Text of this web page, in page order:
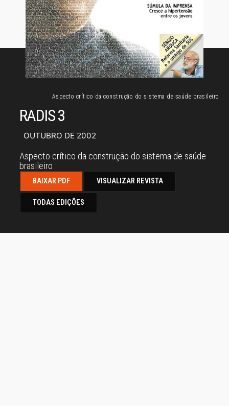
Aspecto crítico da construção do sistema de saúde brasileiro
RADIS 3
OUTUBRO DE 2002
Aspecto crítico da construção do sistema de saúde
brasileiro
BAIXAR PDF VISUALIZAR REVISTA
TODAS EDIÇÕES